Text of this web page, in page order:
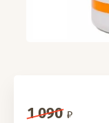
1 090